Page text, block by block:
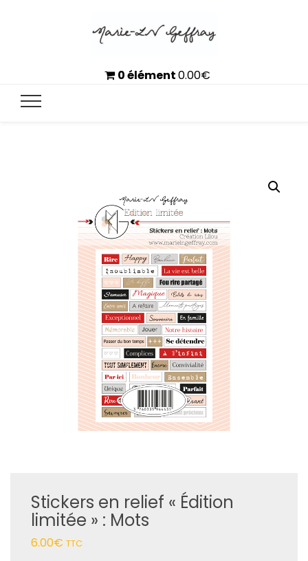
0 élément0.00€
Stickers en relief « Édition
limitée » : Mots
6.00€ TTC